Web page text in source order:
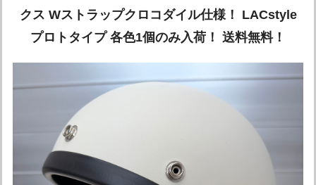
クス Wストラップクロコダイル仕様！ LACstyle
プロトタイプ 各色1個のみ入荷！ 送料無料！